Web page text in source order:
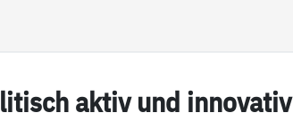
ak­tiv und in­no­va­tiv